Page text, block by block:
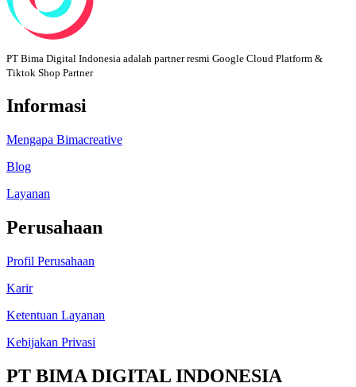
PT Bima Digital Indonesia adalah partner resmi Google Cloud Platform &
Tiktok Shop Partner
Informasi
Mengapa Bimacreative
Blog
Layanan
Perusahaan
Profil Perusahaan
Karir
Ketentuan Layanan
Kebijakan Privasi
PT BIMA DIGITAL INDONESIA